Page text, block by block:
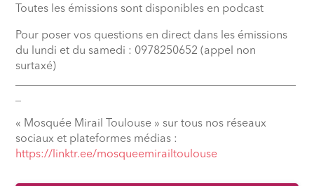
Toutes les émissions sont disponibles en podcast
Pour poser vos questions en direct dans les émissions
du lundi et du samedi : 0978250652 (appel non
surtaxé)
« Mosquée Mirail Toulouse » sur tous nos réseaux
sociaux et plateformes médias :
⁠https://linktr.ee/mosqueemirailtoulouse